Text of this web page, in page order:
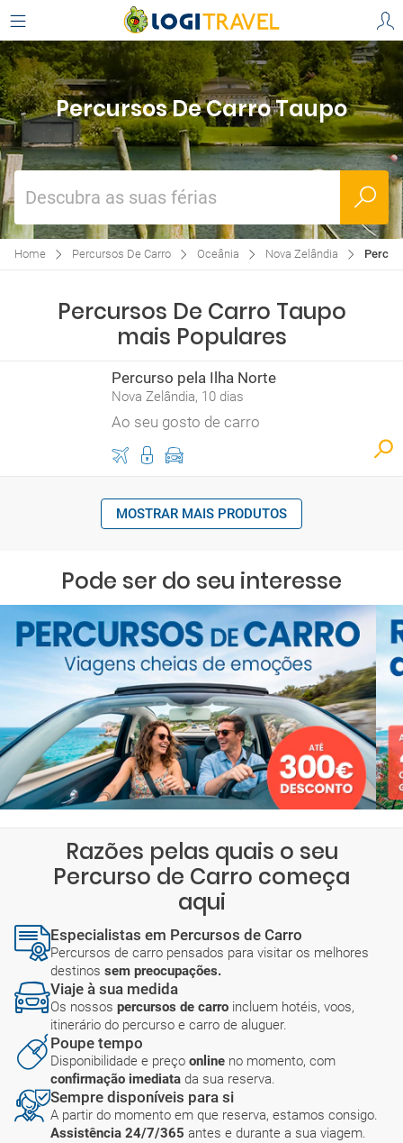
Percursos De Carro Taupo
Descubra as suas férias
Home Percursos De Carro Oceânia Nova Zelândia
Percursos De Carro Taupo
mais Populares
Percurso pela Ilha Norte
Nova Zelândia, 10 dias
Ao seu gosto de carro
MOSTRAR MAIS PRODUTOS
Pode ser do seu interesse
Razões pelas quais o seu
Percurso de Carro começa
aqui
Especialistas em Percursos de Carro
Percursos de carro pensados para visitar os melhores
destinos sem preocupações.
Viaje à sua medida
Os nossos percursos de carro incluem hotéis, voos,
itinerário do percurso e carro de aluguer.
Poupe tempo
Disponibilidade e preço online no momento, com
confirmação imediata da sua reserva.
Sempre disponíveis para si
A partir do momento em que reserva, estamos consigo.
Assistência 24/7/365 antes e durante a sua viagem.